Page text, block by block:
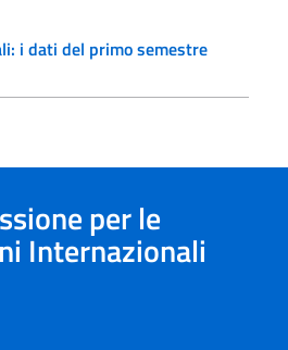
i dati del primo semestre
per le
Internazionali